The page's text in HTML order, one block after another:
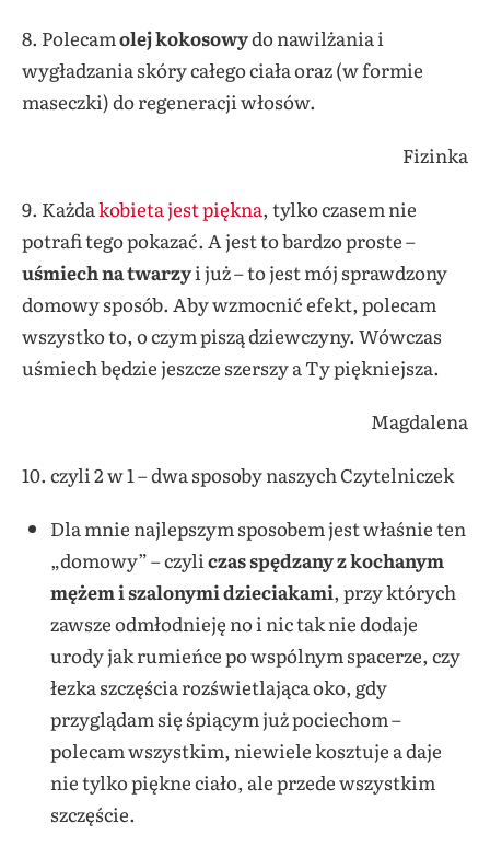
8. Polecamolej kokosowydo nawilżania i
wygładzania skóry całego ciała oraz (w formie
maseczki) do regeneracji włosów.
Fizinka
9. Każdakobieta jest piękna, tylko czasem nie
potrafi tego pokazać. A jest to bardzo proste –
uśmiech na twarzyi już – to jest mój sprawdzony
domowy sposób. Aby wzmocnić efekt, polecam
wszystko to, o czym piszą dziewczyny. Wówczas
uśmiech będzie jeszcze szerszy a Ty piękniejsza.
Magdalena
10. czyli 2 w 1 – dwa sposoby naszych Czytelniczek
Dla mnie najlepszym sposobem jest właśnie ten
„domowy” – czyli czas spędzany z kochanym
mężem i szalonymi dzieciakami, przy których
zawsze odmłodnieję no i nic tak nie dodaje
urody jak rumieńce po wspólnym spacerze, czy
łezka szczęścia rozświetlająca oko, gdy
przyglądam się śpiącym już pociechom –
polecam wszystkim, niewiele kosztuje a daje
nie tylko piękne ciało, ale przede wszystkim
szczęście.